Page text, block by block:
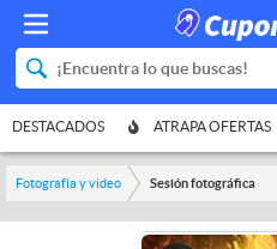
DESTACADOS ATRAPA OFERTAS
Fotografía y video Sesión fotográfica